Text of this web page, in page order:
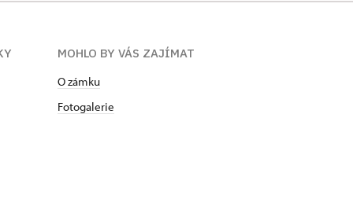
MOHLO BY VÁS ZAJÍMAT
O zámku
Fotogalerie